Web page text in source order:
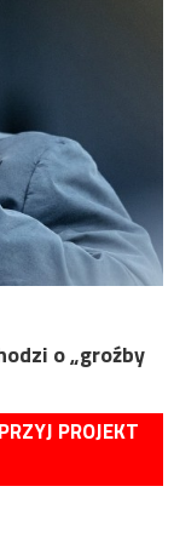
o „groźby
PROJEKT